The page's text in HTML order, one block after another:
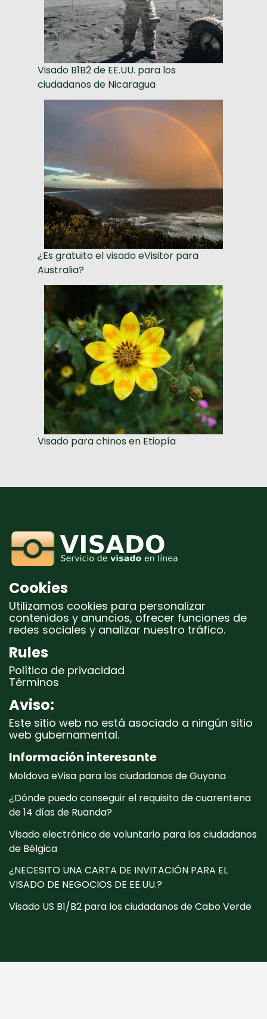
Visado B1B2 de EE.UU. para los
ciudadanos de Nicaragua
¿Es gratuito el visado eVisitor para
Australia?
Visado para chinos en Etiopía
Cookies
Utilizamos cookies para personalizar
contenidos y anuncios, ofrecer funciones de
redes sociales y analizar nuestro tráfico.
Rules
Política de privacidad
Términos
Aviso:
Este sitio web no está asociado a ningún sitio
web gubernamental.
Información interesante
Moldova eVisa para los ciudadanos de Guyana
¿Dónde puedo conseguir el requisito de cuarentena
de 14 días de Ruanda?
Visado electrónico de voluntario para los ciudadanos
de Bélgica
¿NECESITO UNA CARTA DE INVITACIÓN PARA EL
VISADO DE NEGOCIOS DE EE.UU.?
Visado US B1/B2 para los ciudadanos de Cabo Verde